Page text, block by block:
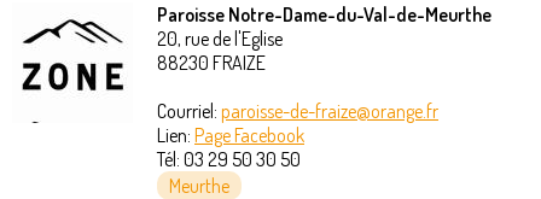
Vous
êtes
Paroisse Notre-Dame-du-Val-de-Meurthe
20, rue de l'Eglise
88230 FRAIZE
Courriel: paroisse-de-fraize@orange.fr
Lien: Page Facebook
Tél: 03 29 50 30 50
Meurthe